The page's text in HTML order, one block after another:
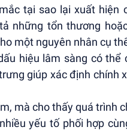
tại sao lại xuất hiện
những tổn thương
một nguyên nhân cụ
hiệu lâm sàng có thể
giúp xác định chính
mà cho thấy quá trình
yếu tố phối hợp